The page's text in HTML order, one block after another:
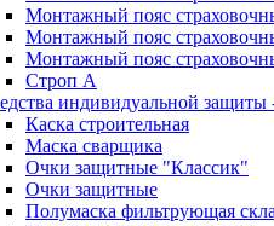
Монтажный пояс
Монтажный пояс
Монтажный пояс
Строп А
индивидуальной
Каска строительная
Маска сварщика
Очки защитные "Классик"
Очки защитные
Полумаска фильтрующая